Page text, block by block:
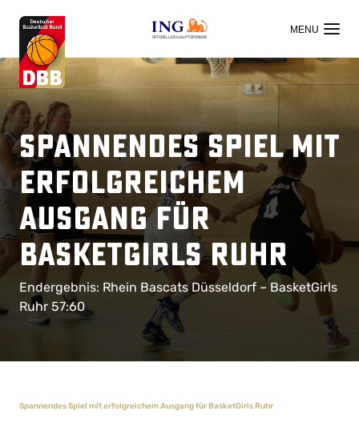
OFFIZIELLER HAUPTSPONSOR
Spannendes Spiel mit
erfolgreichem
Ausgang für
BasketGirls Ruhr
Endergebnis: Rhein Bascats Düsseldorf – BasketGirls
Ruhr 57:60
Spannendes Spiel mit erfolgreichem Ausgang für BasketGirls Ruhr